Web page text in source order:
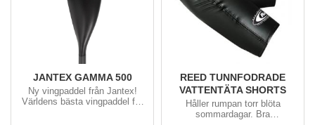
JANTEX GAMMA 500
Ny vingpaddel från Jantex!
Världens bästa vingpaddel för
REED TUNNFODRADE
VATTENTÄTA SHORTS
Håller rumpan torr blöta
sommardagar. Bra